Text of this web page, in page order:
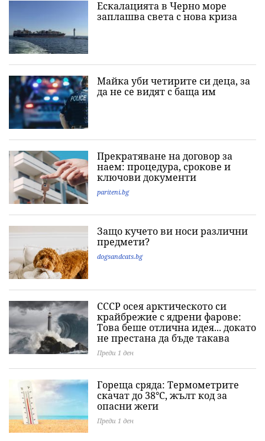
Ескалацията в Черно море
заплашва света с нова криза
Майка уби четирите си деца, за
да не се видят с баща им
Прекратяване на договор за
наем: процедура, срокове и
ключови документи
pariteni.bg
Защо кучето ви носи различни
предмети?
dogsandcats.bg
СССР осея арктическото си
крайбрежие с ядрени фарове:
Това беше отлична идея... докато
не престана да бъде такава
Преди 1 ден
Гореща сряда: Термометрите
скачат до 38°C, жълт код за
опасни жеги
Преди 1 ден